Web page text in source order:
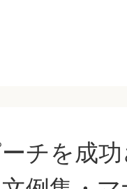
チを成